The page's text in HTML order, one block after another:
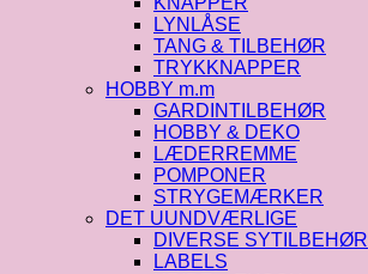
LYNLÅSE
TANG & TILBEHØR
TRYKKNAPPER
HOBBY m.m
GARDINTILBEHØR
HOBBY & DEKO
LÆDERREMME
POMPONER
STRYGEMÆRKER
DET UUNDVÆRLIGE
DIVERSE SYTILBEHØR
LABELS